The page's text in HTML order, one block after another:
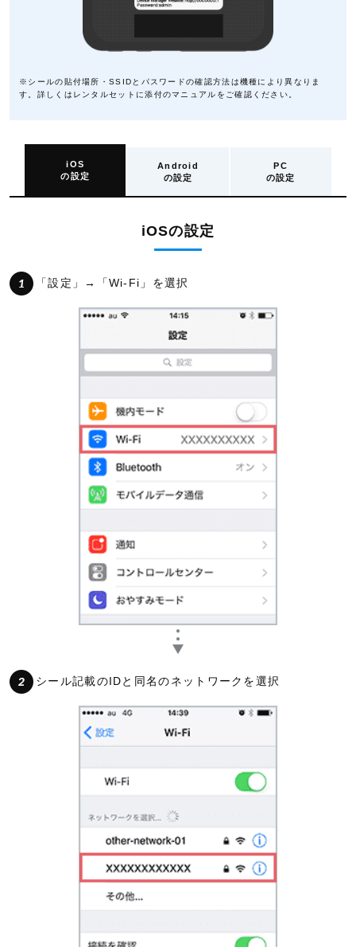
※シールの貼付場所・SSIDとパスワードの確認方法は機種により異なりま
す。詳しくはレンタルセットに添付のマニュアルをご確認ください。
iOS
の設定
Android
の設定
PC
の設定
iOSの設定
「設定」→「Wi-Fi」を選択
シール記載のIDと同名のネットワークを選択